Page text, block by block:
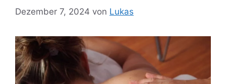
Dezember 7, 2024 von Lukas